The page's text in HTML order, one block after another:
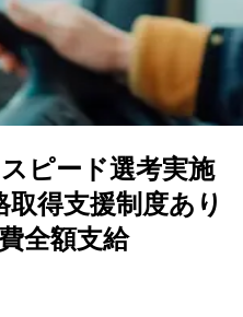
ピード選考実施
得支援制度あり
全額支給